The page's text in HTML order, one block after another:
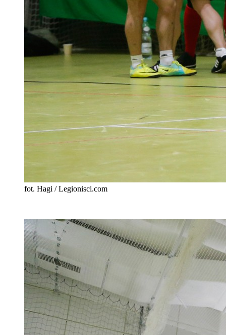
fot. Hagi / Legionisci.com